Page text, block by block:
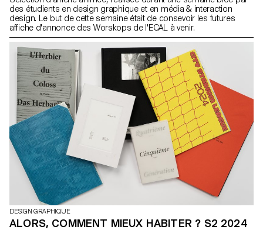
des étudients en design graphique et en média & interaction
design. Le but de cette semaine était de consevoir les futures
affiche d'annonce des Worskops de l'ECAL à venir.
DESIGN GRAPHIQUE
ALORS, COMMENT MIEUX HABITER ? S2 2024